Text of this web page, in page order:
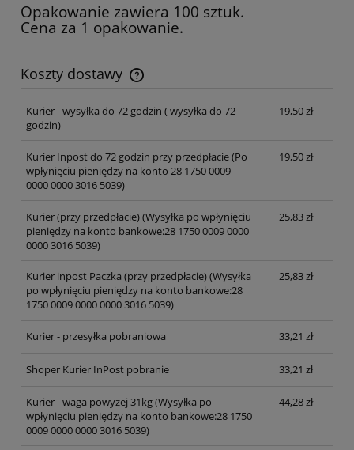
Opakowanie zawiera 100 sztuk.
Cena za 1 opakowanie.
Koszty dostawy
Cena nie zawiera ewentualnych kosztów płatności
Kurier - wysyłka do 72 godzin ( wysyłka do 72
godzin)
19,50 zł
Kurier Inpost do 72 godzin przy przedpłacie(Po
wpłynięciu pieniędzy na konto 28 1750 0009
0000 0000 3016 5039)
19,50 zł
Kurier (przy przedpłacie)(Wysyłka po wpłynięciu
pieniędzy na konto bankowe:28 1750 0009 0000
0000 3016 5039)
25,83 zł
Kurier inpost Paczka (przy przedpłacie)(Wysyłka
po wpłynięciu pieniędzy na konto bankowe:28
1750 0009 0000 0000 3016 5039)
25,83 zł
Kurier - przesyłka pobraniowa 33,21 zł
Shoper Kurier InPost pobranie 33,21 zł
Kurier - waga powyżej 31kg(Wysyłka po
wpłynięciu pieniędzy na konto bankowe:28 1750
0009 0000 0000 3016 5039)
44,28 zł